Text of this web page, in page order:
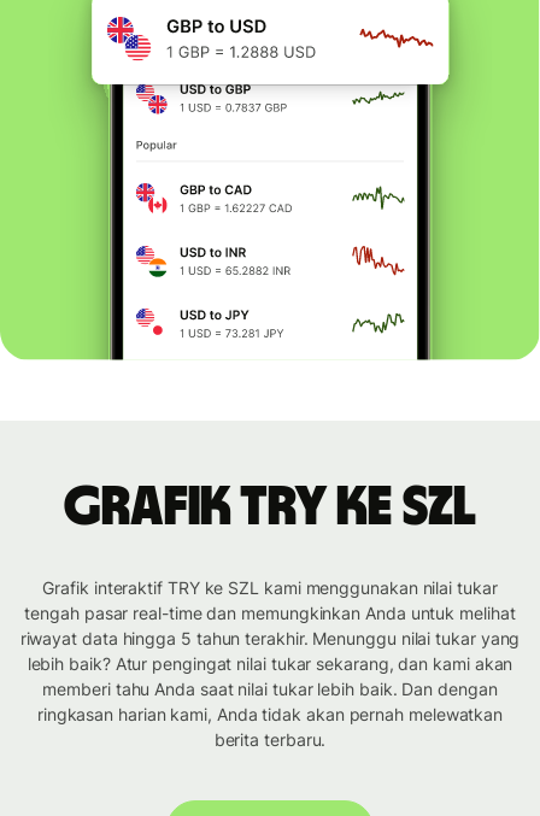
Grafik TRY ke SZL
Grafik interaktif TRY ke SZL kami menggunakan nilai tukar
tengah pasar real-time dan memungkinkan Anda untuk melihat
riwayat data hingga 5 tahun terakhir. Menunggu nilai tukar yang
lebih baik? Atur pengingat nilai tukar sekarang, dan kami akan
memberi tahu Anda saat nilai tukar lebih baik. Dan dengan
ringkasan harian kami, Anda tidak akan pernah melewatkan
berita terbaru.